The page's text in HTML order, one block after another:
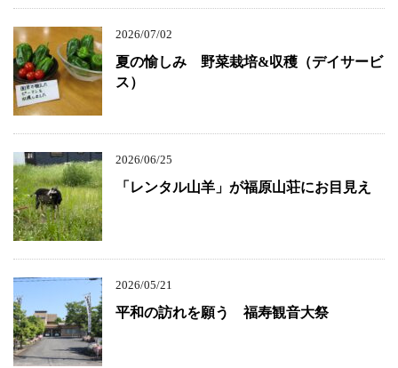
2026/07/02
夏の愉しみ 野菜栽培&収穫（デイサービ
ス）
2026/06/25
「レンタル山羊」が福原山荘にお目見え
2026/05/21
平和の訪れを願う 福寿観音大祭